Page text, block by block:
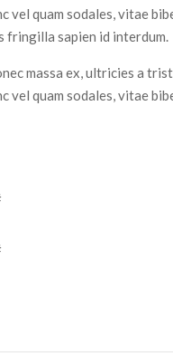
vel quam sodales, vitae
fringilla sapien id interdum.
massa ex, ultricies a
vel quam sodales, vitae